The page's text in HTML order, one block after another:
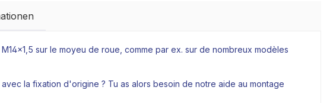
sur le moyeu de roue, comme par ex. sur de nombreux modèles
la fixation d'origine ? Tu as alors besoin de notre aide au montage